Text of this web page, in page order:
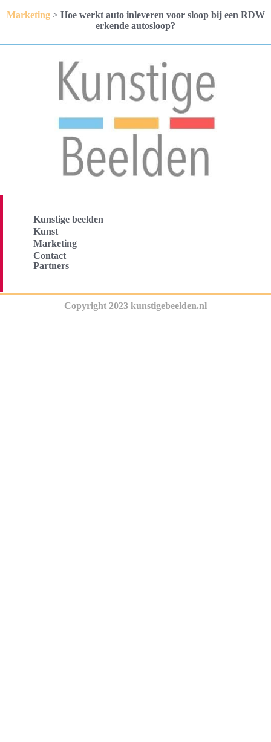
Marketing> Hoe werkt auto inleveren voor sloop bij een RDW
erkende autosloop?
Kunstige beelden
Kunst
Marketing
Contact
Partners
Copyright 2023 kunstigebeelden.nl